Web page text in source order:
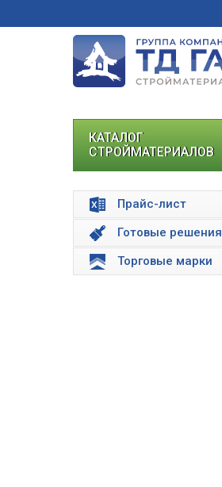
КАТАЛОГ
СТРОЙМАТЕРИАЛОВ
Прайс-лист
Готовые решения
Торговые марки